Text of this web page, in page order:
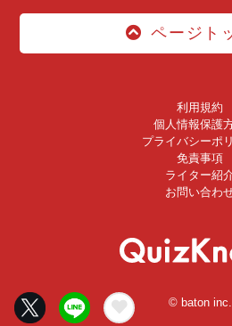
ページト
利用規約
個人情報保護
プライバシーポ
免責事項
ライター紹
お問い合わ
© baton inc.